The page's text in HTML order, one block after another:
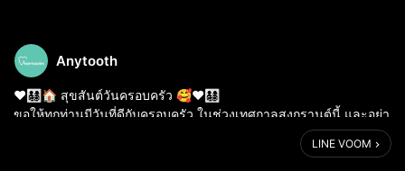
Anytooth
❤️👨‍👩‍👧‍👦🏠 สุขสันต์วันครอบครัว 🥰❤️👨‍👩‍👧‍👦
ขอให้ทุกท่านมีวันที่ดีกับครอบครัว ในช่วงเทศกาลสงกรานต์นี้ และอย่า
ลืมดูแลสุขภาพฟันให้คนในครอบครัวด้วยนะคะ ด้วยความห่วงใยจาก
LINE VOOM